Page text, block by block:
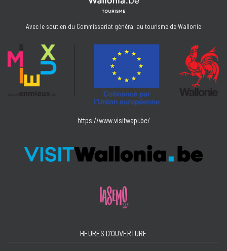
Avec le soutien du Commissariat général au tourisme de Wallonie
https://www.visitwapi.be/
HEURES D'OUVERTURE